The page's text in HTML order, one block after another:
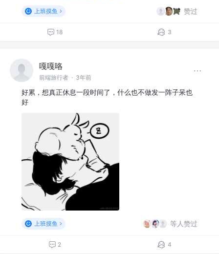
上班摸鱼 赞过
18 3
嘎嘎咯
前端旅行者 · 3年前
好累，想真正休息一段时间了，什么也不做发一阵子呆也
好
上班摸鱼 等人赞过
2 4